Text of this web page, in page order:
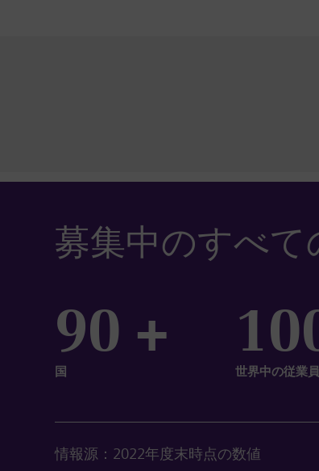
募集中のすべて
90 +
国 世界中の従業員
情報源：2022年度末時点の数値